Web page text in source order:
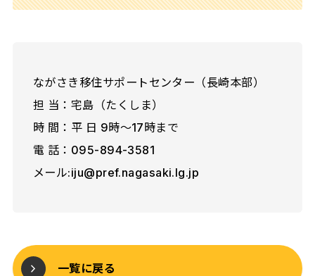
ながさき移住サポートセンター（長崎本部）
担 当：宅島（たくしま）
時 間：平 日 9時～17時まで
電 話：095-894-3581
メール:iju@pref.nagasaki.lg.jp
一覧に戻る